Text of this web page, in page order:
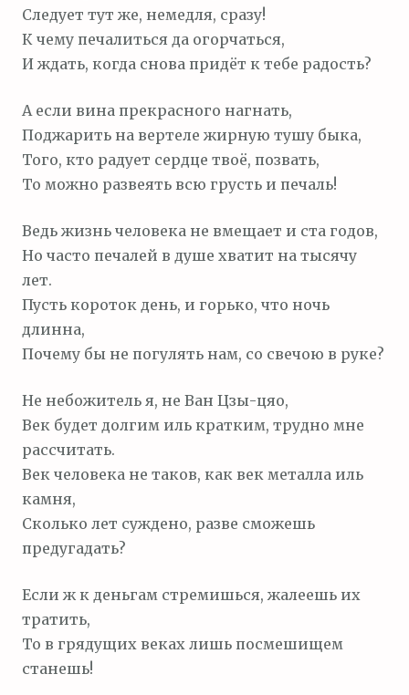
Следует тут же, немедля, сразу!
К чему печалиться да огорчаться,
И ждать, когда снова придёт к тебе радость?
А если вина прекрасного нагнать,
Поджарить на вертеле жирную тушу быка,
Того, кто радует сердце твоё, позвать,
То можно развеять всю грусть и печаль!
Ведь жизнь человека не вмещает и ста годов,
Но часто печалей в душе хватит на тысячу
лет.
Пусть короток день, и горько, что ночь
длинна,
Почему бы не погулять нам, со свечою в руке?
Не небожитель я, не Ван Цзы-цяо,
Век будет долгим иль кратким, трудно мне
рассчитать.
Век человека не таков, как век металла иль
камня,
Сколько лет суждено, разве сможешь
предугадать?
Если ж к деньгам стремишься, жалеешь их
тратить,
То в грядущих веках лишь посмешищем
станешь!